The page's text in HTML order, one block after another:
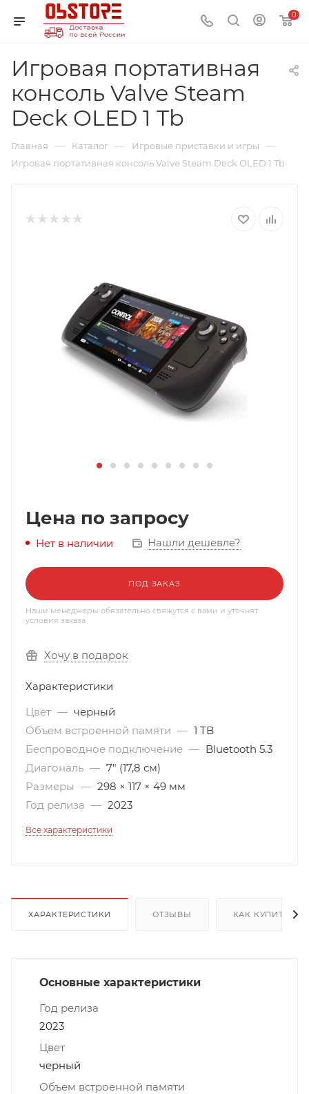
0
Игровая портативная
консоль Valve Steam
Deck OLED 1 Tb
Главная — Каталог — Игровые приставки и игры —
Игровая портативная консоль Valve Steam Deck OLED 1 Tb
Цена по запросу
Нет в наличии Нашли дешевле?
ПОД ЗАКАЗ
Наши менеджеры обязательно свяжутся с вами и уточнят
условия заказа
Хочу в подарок
Характеристики
Цвет — черный
Объем встроенной памяти — 1 TB
Беспроводное подключение — Bluetooth 5.3
Диагональ — 7" (17,8 см)
Размеры — 298 × 117 × 49 мм
Год релиза — 2023
Все характеристики
ХАРАКТЕРИСТИКИ ОТЗЫВЫ КАК КУПИТЬ
Основные характеристики
Год релиза
2023
Цвет
черный
Объем встроенной памяти